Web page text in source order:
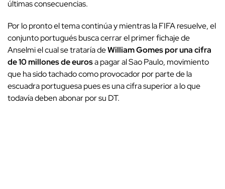
últimas consecuencias.
Por lo pronto el tema continúa y mientras la FIFA resuelve, el
conjunto portugués busca cerrar el primer fichaje de
Anselmi el cual se trataría deWilliam Gomes por una cifra
de 10 millones de eurosa pagar al Sao Paulo, movimiento
que ha sido tachado como provocador por parte de la
escuadra portuguesa pues es una cifra superior a lo que
todavía deben abonar por su DT.